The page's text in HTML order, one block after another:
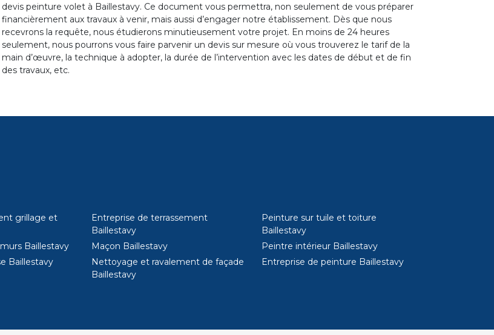
devis peinture volet à Baillestavy. Ce document vous permettra, non seulement de vous préparer
financièrement aux travaux à venir, mais aussi d’engager notre établissement. Dès que nous
recevrons la requête, nous étudierons minutieusement votre projet. En moins de 24 heures
seulement, nous pourrons vous faire parvenir un devis sur mesure où vous trouverez le tarif de la
main d’œuvre, la technique à adopter, la durée de l’intervention avec les dates de début et de fin
des travaux, etc.
grillage et
Baillestavy
Baillestavy
Entreprise de terrassement
Baillestavy
Maçon Baillestavy
Nettoyage et ravalement de façade
Baillestavy
Peinture sur tuile et toiture
Baillestavy
Peintre intérieur Baillestavy
Entreprise de peinture Baillestavy